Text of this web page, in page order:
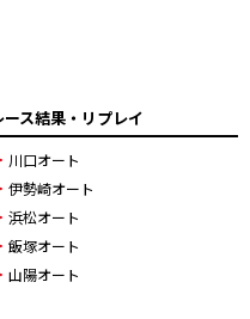
ース結果・リプレイ
川口オート
伊勢崎オート
浜松オート
飯塚オート
山陽オート